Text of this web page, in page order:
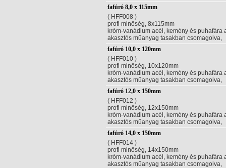
fafúró 8,0 x 115mm
( HFF008 )
profi minőség, 8x115mm
króm-vanádium acél, kemény és puhafára
akasztós műanyag tasakban csomagolva,
fafúró 10,0 x 120mm
( HFF010 )
profi minőség, 10x120mm
króm-vanádium acél, kemény és puhafára
akasztós műanyag tasakban csomagolva,
fafúró 12,0 x 150mm
( HFF012 )
profi minőség, 12x150mm
króm-vanádium acél, kemény és puhafára
akasztós műanyag tasakban csomagolva,
fafúró 14,0 x 150mm
( HFF014 )
profi minőség, 14x150mm
króm-vanádium acél, kemény és puhafára
akasztós műanyag tasakban csomagolva,